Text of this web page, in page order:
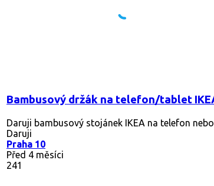
Bambusový držák na telefon/tablet
Daruji bambusový stojánek IKEA na telefon
Daruji
Praha 10
Před 4 měsíci
241